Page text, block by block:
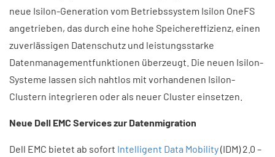
neue Isilon-Generation vom Betriebssystem Isilon OneFS
angetrieben, das durch eine hohe Speichereffizienz, einen
zuverlässigen Datenschutz und leistungsstarke
Datenmanagementfunktionen überzeugt. Die neuen Isilon-
Systeme lassen sich nahtlos mit vorhandenen Isilon-
Clustern integrieren oder als neuer Cluster einsetzen.
Neue Dell EMC Services zur Datenmigration
Dell EMC bietet ab sofort Intelligent Data Mobility(IDM) 2.0 –